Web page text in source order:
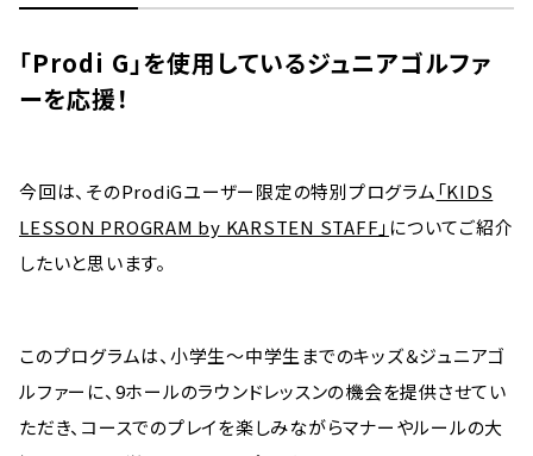
「Prodi G」を使用しているジュニアゴルファ
ーを応援！
今回は、そのProdiGユーザー限定の特別プログラム「KIDS
LESSON PROGRAM by KARSTEN STAFF」 についてご紹介
したいと思います。
このプログラムは、小学生〜中学生までのキッズ＆ジュニアゴ
ルファーに、9ホールのラウンドレッスンの機会を提供させてい
ただき、コースでのプレイを楽しみながらマナーやルールの大